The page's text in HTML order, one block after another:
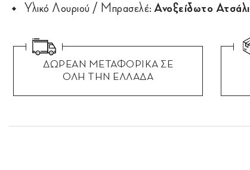
Υλικό Λουριού / Μπρασελέ: Ανοξείδωτο Ατσάλι
ΔΩΡΕΑΝ ΜΕΤΑΦΟΡΙΚΑ ΣΕ
ΟΛΗ ΤΗΝ ΕΛΛΑΔΑ